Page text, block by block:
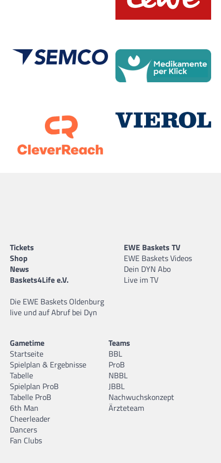
Tickets
Shop
News
Baskets4Life e.V.
Die EWE Baskets Oldenburg
live und auf Abruf bei Dyn
EWE Baskets TV
EWE Baskets Videos
Dein DYN Abo
Live im TV
Gametime
Startseite
Spielplan & Ergebnisse
Tabelle
Spielplan ProB
Tabelle ProB
6th Man
Cheerleader
Dancers
Fan Clubs
Teams
BBL
ProB
NBBL
JBBL
Nachwuchskonzept
Ärzteteam